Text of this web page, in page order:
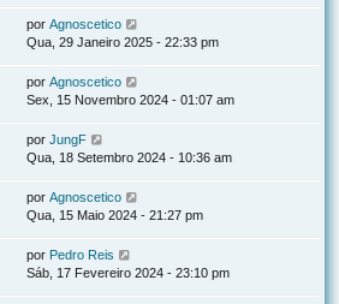
por Agnoscetico
Qua, 29 Janeiro 2025 - 22:33 pm
por Agnoscetico
Sex, 15 Novembro 2024 - 01:07 am
por JungF
Qua, 18 Setembro 2024 - 10:36 am
por Agnoscetico
Qua, 15 Maio 2024 - 21:27 pm
por Pedro Reis
Sáb, 17 Fevereiro 2024 - 23:10 pm